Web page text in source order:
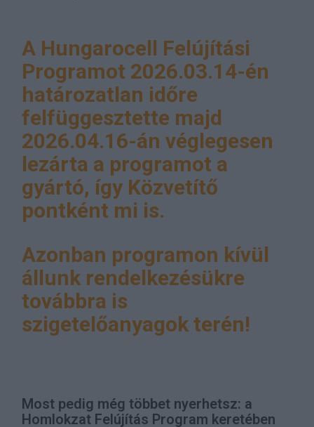
A Hungarocell Felújítási
Programot 2026.03.14-én
határozatlan időre
felfüggesztette majd
2026.04.16-án véglegesen
lezárta a programot a
gyártó, így Közvetítő
pontként mi is.
Azonban programon kívül
állunk rendelkezésükre
továbbra is
szigetelőanyagok terén!
Most pedig még többet nyerhetsz: a
Homlokzat Felújítás Program keretében